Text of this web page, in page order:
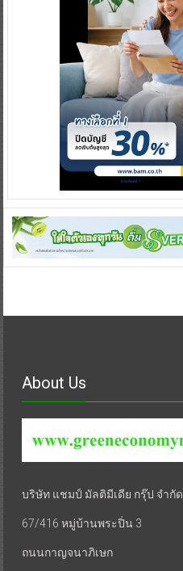
About Us
บริษัท แชมป์ มัลติมีเดีย กรุ๊ป จำกัด
67/416 หมู่บ้านพระปิ่น 3
ถนนกาญจนาภิเษก